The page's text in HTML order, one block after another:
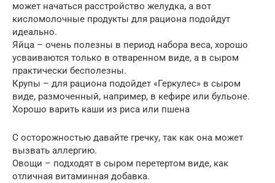
может начаться расстройство желудка, а вот
кисломолочные продукты для рациона подойдут
идеально.
Яйца – очень полезны в период набора веса, хорошо
усваиваются только в отваренном виде, а в сыром
практически бесполезны.
Крупы – для рациона подойдет «Геркулес» в сыром
виде, размоченный, например, в кефире или бульоне.
Хорошо варить каши из риса или пшена
С осторожностью давайте гречку, так как она может
вызвать аллергию.
Овощи – подходят в сыром перетертом виде, как
отличная витаминная добавка.